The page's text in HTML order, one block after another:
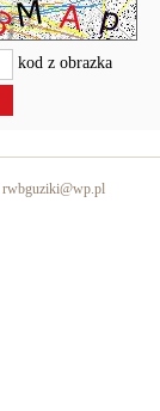
kod z obrazka
rwbguziki@wp.pl